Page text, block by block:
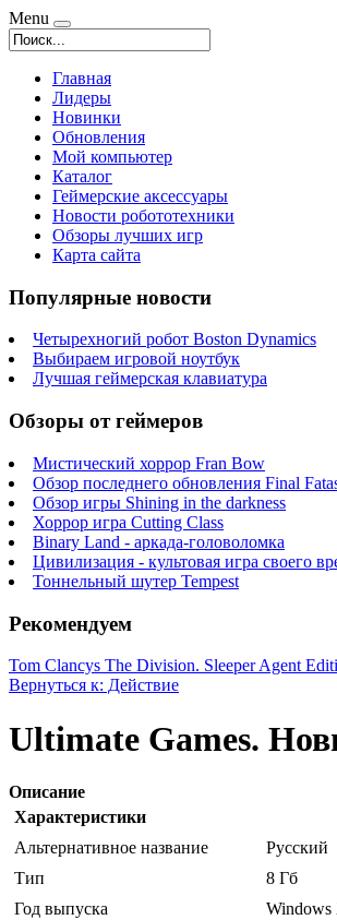
Menu
Главная
Лидеры
Новинки
Обновления
Мой компьютер
Каталог
Геймерские аксессуары
Новости робототехники
Обзоры лучших игр
Карта сайта
Популярные новости
Четырехногий робот Boston Dynamics
Выбираем игровой ноутбук
Лучшая геймерская клавиатура
Обзоры от геймеров
Мистический хоррор Fran Bow
Обзор последнего обновления Final
Обзор игры Shining in the darkness
Хоррор игра Cutting Class
Binary Land - аркада-головоломка
Цивилизация - культовая игра своего
Тоннельный шутер Tempest
Рекомендуем
Tom Clancys The Division. Sleeper Agent
Вернуться к: Действие
Ultimate Games.
Описание
Характеристики
Альтернативное название
Русский
Тип
8 Гб
Год выпуска
Windows